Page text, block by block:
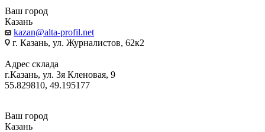
Ваш город
Казань
kazan@alta-profil.net
г. Казань, ул. Журналистов, 62к2
Адрес склада
г.Казань, ул. 3я Кленовая, 9
55.829810, 49.195177
Ваш город
Казань